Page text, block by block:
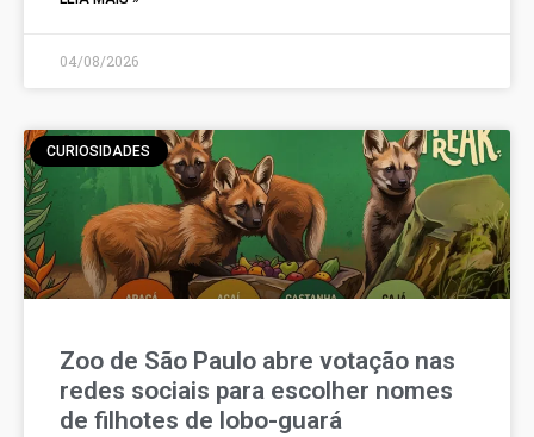
04/08/2026
CURIOSIDADES
Zoo de São Paulo abre votação nas
redes sociais para escolher nomes
de filhotes de lobo-guará